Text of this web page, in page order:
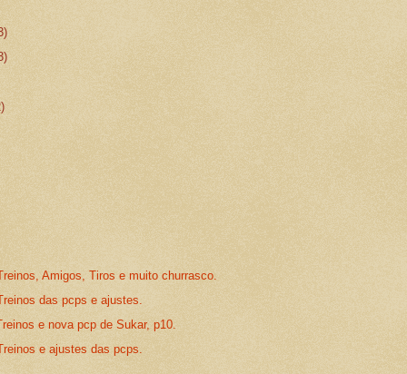
Amigos, Tiros e muito churrasco.
das pcps e ajustes.
e nova pcp de Sukar, p10.
e ajustes das pcps.